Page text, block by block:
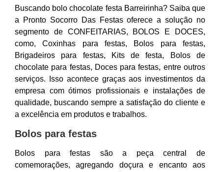
Buscando bolo chocolate festa Barreirinha? Saiba que
a Pronto Socorro Das Festas oferece a solução no
segmento de CONFEITARIAS, BOLOS E DOCES,
como, Coxinhas para festas, Bolos para festas,
Brigadeiros para festas, Kits de festa, Bolos de
chocolate para festas, Doces para festas, entre outros
serviços. Isso acontece graças aos investimentos da
empresa com ótimos profissionais e instalações de
qualidade, buscando sempre a satisfação do cliente e
a excelência em produtos e trabalhos.
Bolos para festas
Bolos para festas são a peça central de
comemorações, agregando doçura e encanto aos